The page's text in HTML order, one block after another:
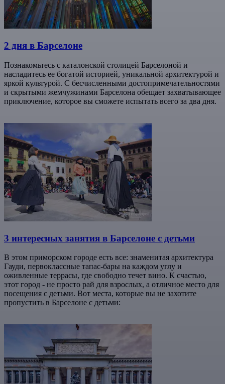
2 дня в Барселоне
Познакомьтесь с каталонской столицей Барселоной и
насладитесь ее богатой историей, уникальной архитектурой и
яркой культурой. С бесчисленными достопримечательностями
и скрытыми жемчужинами Барселона обещает захватывающее
приключение, которое вы сможете испытать всего за два дня.
3 интересных занятия в Барселоне с детьми
В этом приморском городе есть все: знаменитая архитектура
Гауди, первоклассные тапас-бары на каждом углу и
оживленные террасы, где свободно течет вино. К счастью,
этот город - не просто рай для взрослых, а отличное место для
посещения с детьми. Вот места, которые вы не захотите
пропустить в Барселоне с детьми: